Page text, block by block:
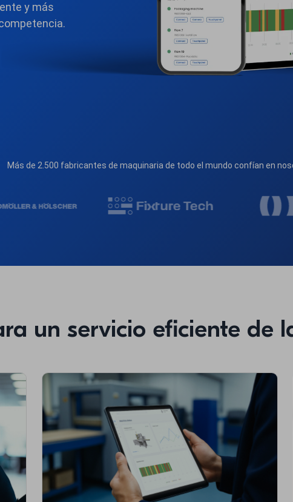
y más
Más de 2.500 fabricantes de maquinaria de todo el mundo confían en
un servicio eficiente de